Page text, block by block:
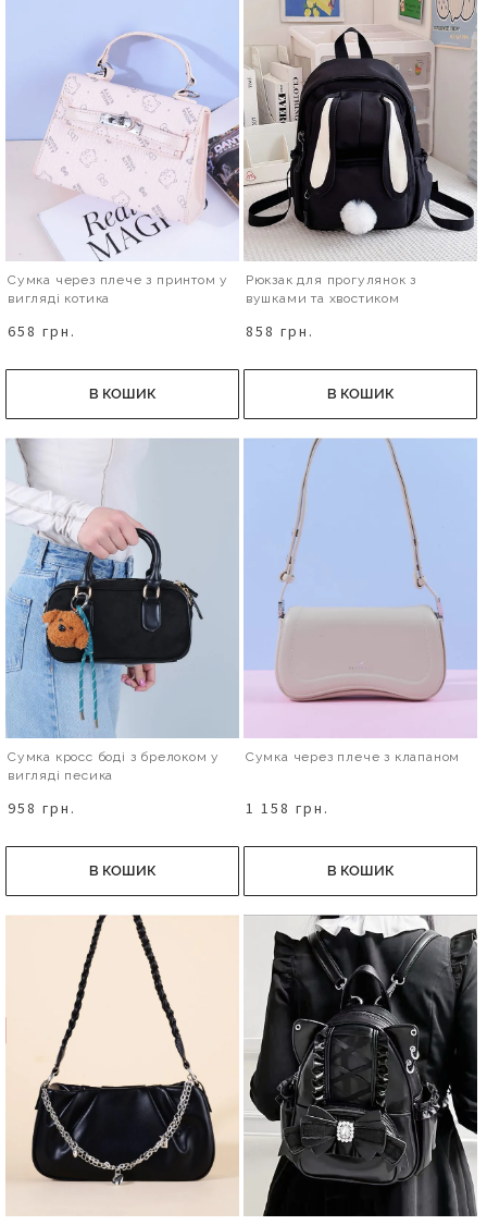
Сумка через плече з принтом у
вигляді котика
658 грн.
В КОШИК
Рюкзак для прогулянок з
вушками та хвостиком
858 грн.
В КОШИК
Сумка кросс боді з брелоком у
вигляді песика
958 грн.
В КОШИК
Сумка через плече з клапаном
1 158 грн.
В КОШИК